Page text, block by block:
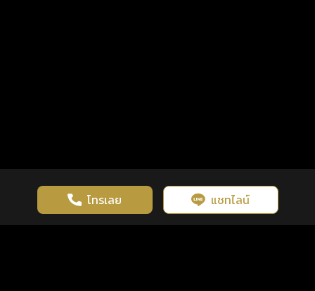
โทรเลย แชทไลน์
เว็บไซต์นี้มีการใช้งานคุกกี้ เพื่อเพิ่มประสิทธิภาพและประสบการณ์ที่ดี
ในการใช้งานเว็บไซต์ นโยบายความเป็นส่วนตัว
รู้ก่อน พร้อมกว่า ทุกจังหวะชีวิต คลิกดูดวงฟรี